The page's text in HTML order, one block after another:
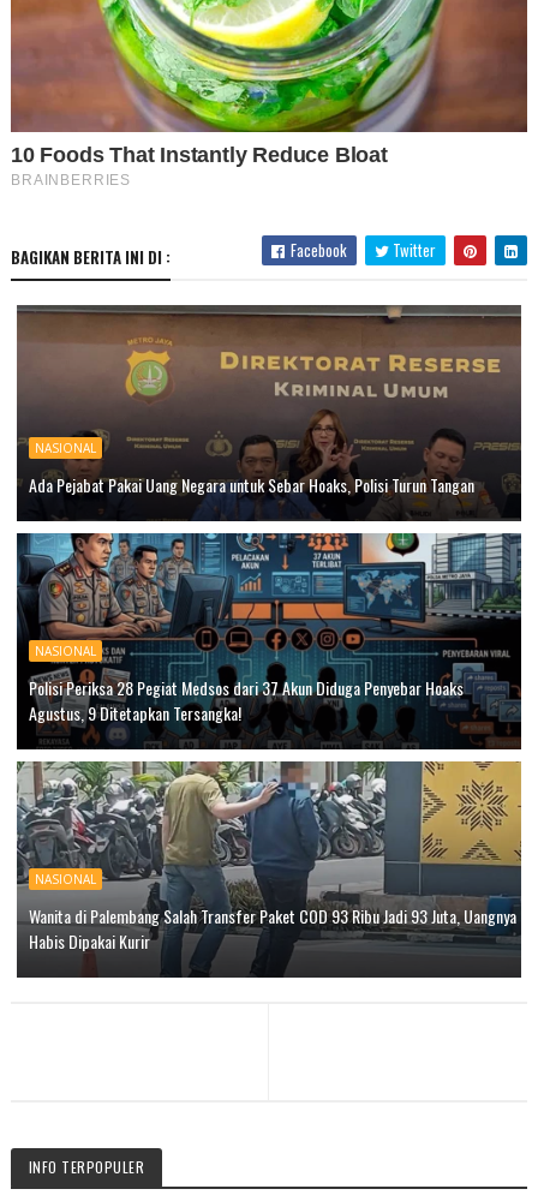
BAGIKAN BERITA INI DI : Facebook Twitter
NASIONAL
Ada Pejabat Pakai Uang Negara untuk Sebar Hoaks, Polisi Turun Tangan
NASIONAL
Polisi Periksa 28 Pegiat Medsos dari 37 Akun Diduga Penyebar Hoaks
Agustus, 9 Ditetapkan Tersangka!
NASIONAL
Wanita di Palembang Salah Transfer Paket COD 93 Ribu Jadi 93 Juta, Uangnya
Habis Dipakai Kurir
INFO TERPOPULER